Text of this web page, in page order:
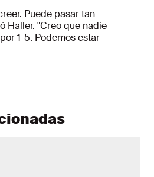
Puede pasar tan
Haller. "Creo que nadie
1-5. Podemos estar